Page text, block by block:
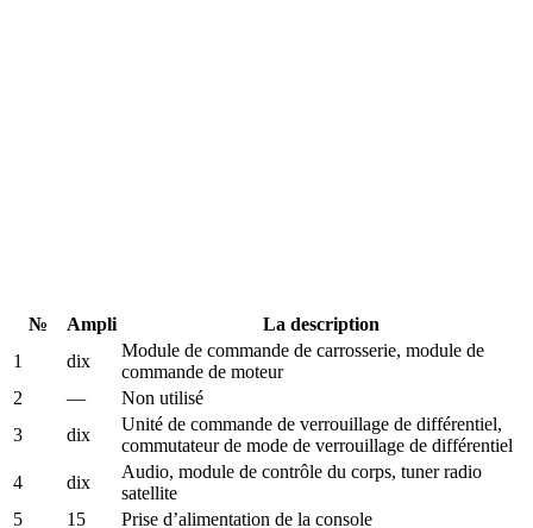
№ Ampli
La description
1
dix
Module de commande de carrosserie, module de
commande de moteur
2
—
Non utilisé
3
dix
Unité de commande de verrouillage de différentiel,
commutateur de mode de verrouillage de différentiel
4
dix
Audio, module de contrôle du corps, tuner radio
satellite
5
15 Prise d’alimentation de la console